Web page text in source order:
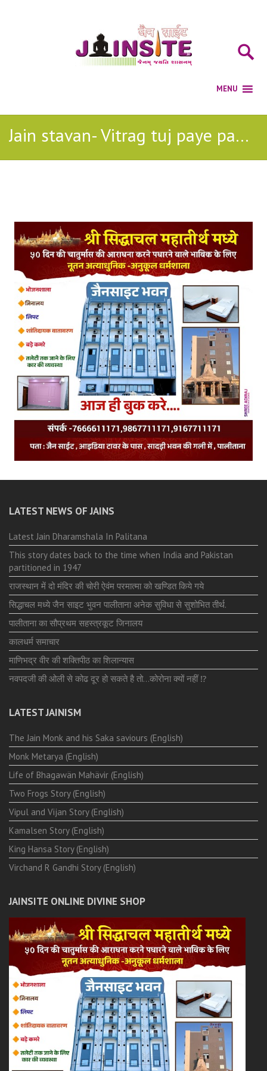
Jain stavan- Vitrag tuj paye padi jain stavan
LATEST NEWS OF JAINS
Latest Jain Dharamshala In Palitana
This story dates back to the time when India and Pakistan
partitioned in 1947
राजस्थान में दो मंदिर की चोरी ऐवंम परमात्मा को खण्डित किये गये
सिद्धाचल मध्ये जैन साइट भुवन पालीताना अनेक सुविधा से सुशोभित तीर्थ.
पालीताना का सौप्रथम सहस्त्रकूट जिनालय
कालधर्म समाचार
माणिभद्र वीर की शक्तिपीठ का शिलान्यास
नवपदजी की ओली से कोढ दूर हो सकते है तो…कोरोना क्यों नहीं ⁉️
LATEST JAINISM
The Jain Monk and his Saka saviours (English)
Monk Metarya (English)
Life of Bhagawän Mahävir (English)
Two Frogs Story (English)
Vipul and Vijan Story (English)
Kamalsen Story (English)
King Hansa Story (English)
Virchand R Gandhi Story (English)
JAINSITE ONLINE DIVINE SHOP